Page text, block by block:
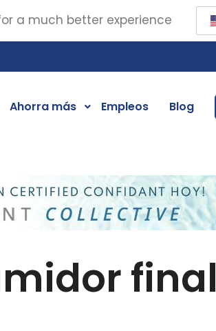
Ahorra más Empleos Blog
final
a much better experience